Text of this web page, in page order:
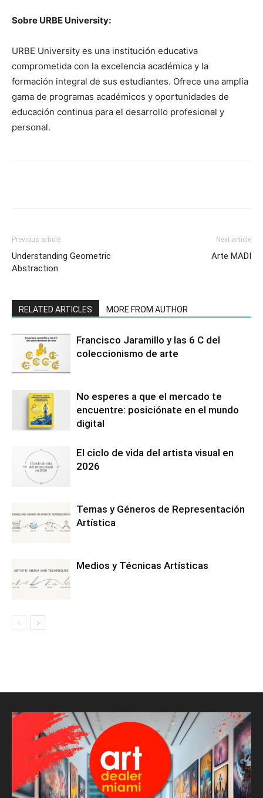
Sobre URBE University:
URBE University es una institución educativa
comprometida con la excelencia académica y la
formación integral de sus estudiantes. Ofrece una amplia
gama de programas académicos y oportunidades de
educación continua para el desarrollo profesional y
personal.
Previous article
Understanding Geometric
Abstraction
Next article
Arte MADI
RELATED ARTICLES MORE FROM AUTHOR
Francisco Jaramillo y las 6 C del
coleccionismo de arte
No esperes a que el mercado te
encuentre: posiciónate en el mundo
digital
El ciclo de vida del artista visual en
2026
Temas y Géneros de Representación
Artística
Medios y Técnicas Artísticas